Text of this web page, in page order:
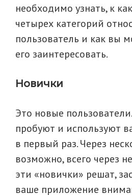
необходимо узнать, к
четырех категорий
пользователь и как вы
его заинтересовать.
Новички
Это новые
пробуют и используют
в первый раз. Через
возможно, всего через
эти «новички» решат,
ваше приложение